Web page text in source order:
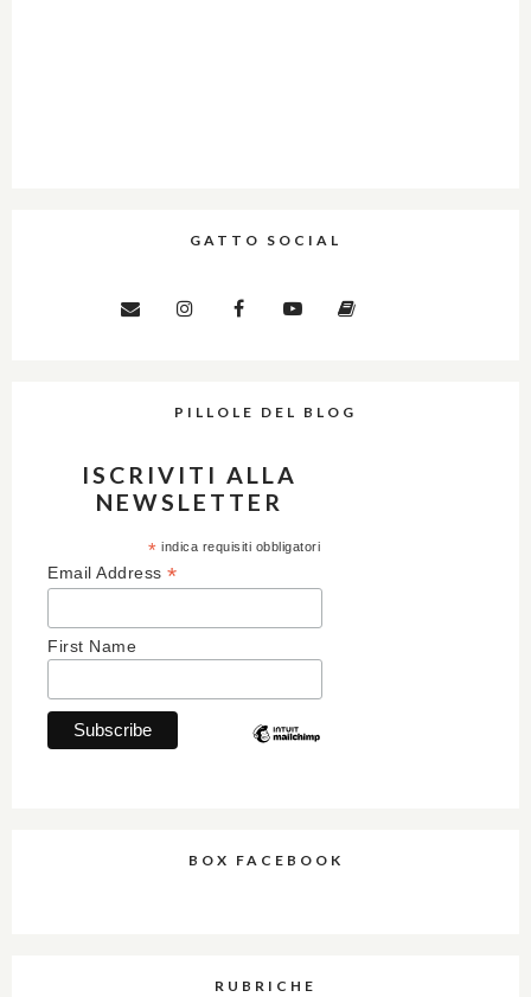
GATTO SOCIAL
PILLOLE DEL BLOG
ISCRIVITI ALLA
NEWSLETTER
* indica requisiti obbligatori
Email Address *
First Name
BOX FACEBOOK
RUBRICHE